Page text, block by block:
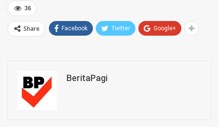
36
Share Facebook Twitter Google+
BeritaPagi